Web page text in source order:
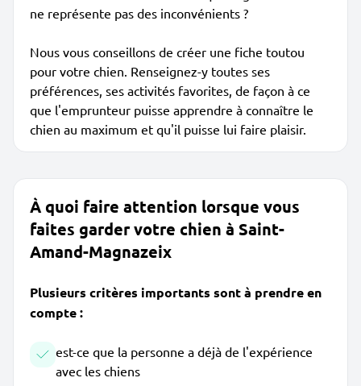
ne représente pas des inconvénients ?
Nous vous conseillons de créer une fiche toutou
pour votre chien. Renseignez-y toutes ses
préférences, ses activités favorites, de façon à ce
que l'emprunteur puisse apprendre à connaître le
chien au maximum et qu'il puisse lui faire plaisir.
À quoi faire attention lorsque vous
faites garder votre chien à Saint-
Amand-Magnazeix
Plusieurs critères importants sont à prendre en
compte :
est-ce que la personne a déjà de l'expérience
avec les chiens